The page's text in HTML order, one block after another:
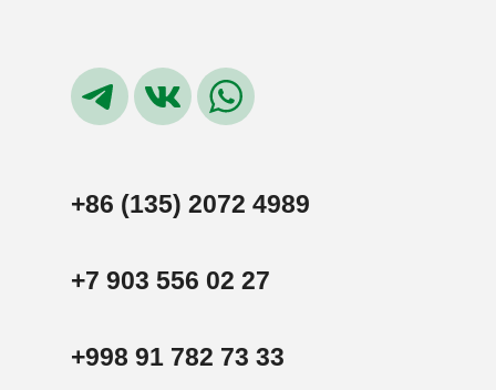
+86 (135) 2072 4989
+7 903 556 02 27
+998 91 782 73 33